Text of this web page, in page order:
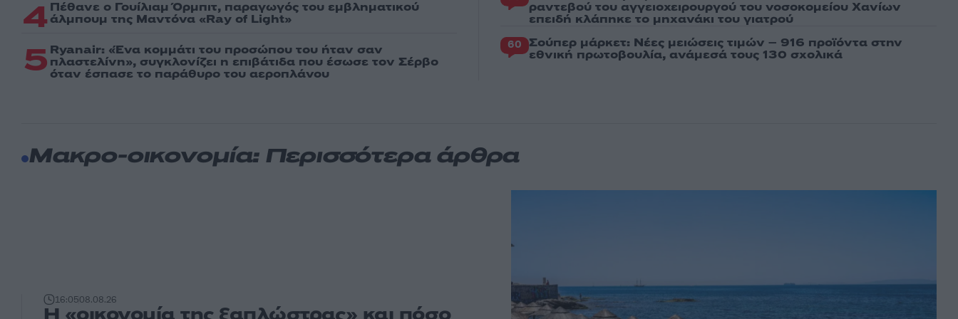
4 Πέθανε ο Γουίλιαμ Όρμπιτ, παραγωγός του εμβληματικού
άλμπουμ της Μαντόνα «Ray of Light»
5 Ryanair: «Ένα κομμάτι του προσώπου του ήταν σαν
πλαστελίνη», συγκλονίζει η επιβάτιδα που έσωσε τον Σέρβο
όταν έσπασε το παράθυρο του αεροπλάνου
ραντεβού του αγγειοχειρουργού του νοσοκομείου Χανίων
επειδή κλάπηκε το μηχανάκι του γιατρού
60 Σούπερ μάρκετ: Νέες μειώσεις τιμών – 916 προϊόντα στην
εθνική πρωτοβουλία, ανάμεσά τους 130 σχολικά
Μακρο-οικονομία: Περισσότερα άρθρα
16:0508.08.26